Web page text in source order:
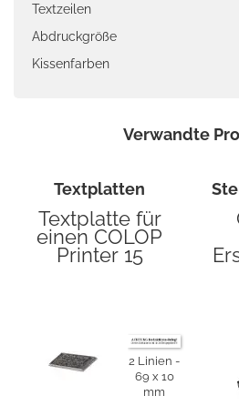
Textzeilen
Abdruckgröße
Kissenfarben
Verwandte
Textplatten
Textplatte für
einen COLOP
Printer 15
2 Linien
69 x 10
mm